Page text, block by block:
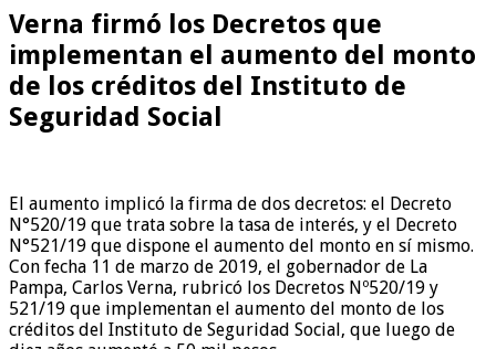
Verna firmó los Decretos que
implementan el aumento del monto
de los créditos del Instituto de
Seguridad Social
El aumento implicó la firma de dos decretos: el Decreto
N°520/19 que trata sobre la tasa de interés, y el Decreto
N°521/19 que dispone el aumento del monto en sí mismo.
Con fecha 11 de marzo de 2019, el gobernador de La
Pampa, Carlos Verna, rubricó los Decretos Nº520/19 y
521/19 que implementan el aumento del monto de los
créditos del Instituto de Seguridad Social, que luego de